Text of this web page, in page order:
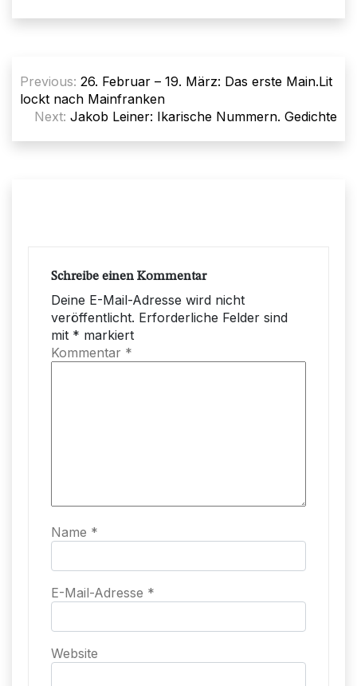
Previous: 26. Februar – 19. März: Das erste Main.Lit
lockt nach Mainfranken
Next: Jakob Leiner: Ikarische Nummern. Gedichte
Schreibe einen Kommentar
Deine E-Mail-Adresse wird nicht
veröffentlicht. Erforderliche Felder sind
mit * markiert
Kommentar *
Name *
E-Mail-Adresse *
Website